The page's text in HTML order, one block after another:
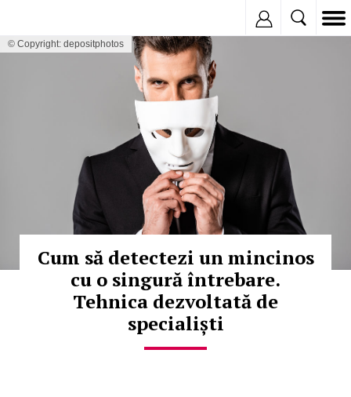
© Copyright: depositphotos
Cum să detectezi un mincinos
cu o singură întrebare.
Tehnica dezvoltată de
specialiști